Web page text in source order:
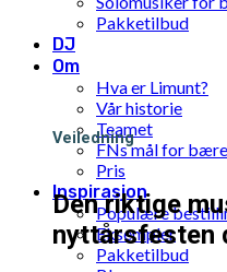
Pakketilbud
DJ
Om
Hva er Limunt?
Vår historie
Teamet
FNs mål for
Pris
Inspirasjon
Populære
Eksempler
Pakketilbud
Veiledning
Den riktige
nyttårsfesten